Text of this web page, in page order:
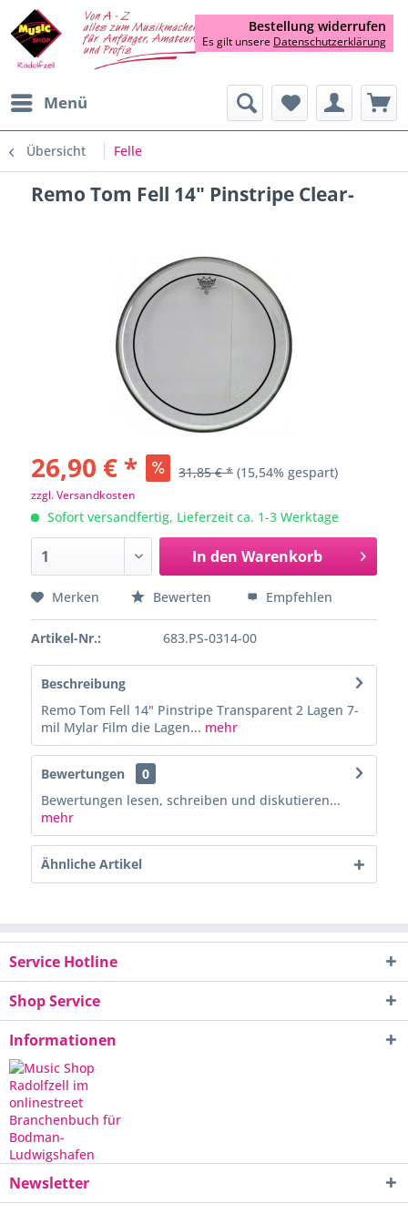
Menü
Übersicht Felle
Remo Tom Fell 14" Pinstripe Clear-
26,90 € * 31,85 € * (15,54% gespart)
zzgl. Versandkosten
Sofort versandfertig, Lieferzeit ca. 1-3 Werktage
In den Warenkorb
Merken Bewerten Empfehlen
Artikel-Nr.: 683.PS-0314-00
Beschreibung
Remo Tom Fell 14" Pinstripe Transparent 2 Lagen 7-
mil Mylar Film die Lagen... mehr
Bewertungen
0
Bewertungen lesen, schreiben und diskutieren...
mehr
Ähnliche Artikel
Service Hotline
Shop Service
Informationen
Newsletter
Bestellung widerrufen
Es gilt unsere Datenschutzerklärung